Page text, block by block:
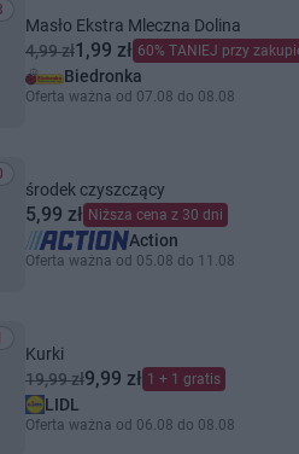
Masło Ekstra Mleczna Dolina
4,99 zł1,99 zł 60% TANIEJ przy
Biedronka
Oferta ważna od 07.08 do 08.08
środek czyszczący
5,99 zł Niższa cena z 30 dni
Action
Oferta ważna od 05.08 do 11.08
Kurki
19,99 zł9,99 zł 1 + 1 gratis
LIDL
Oferta ważna od 06.08 do 08.08